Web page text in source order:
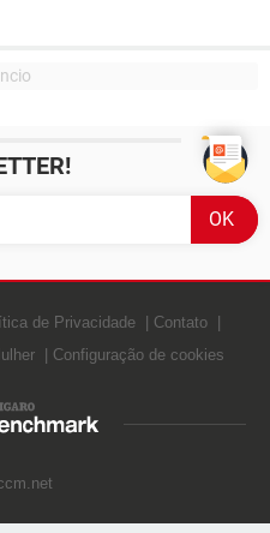
de Privacidade
Contato
Configuração de cookies